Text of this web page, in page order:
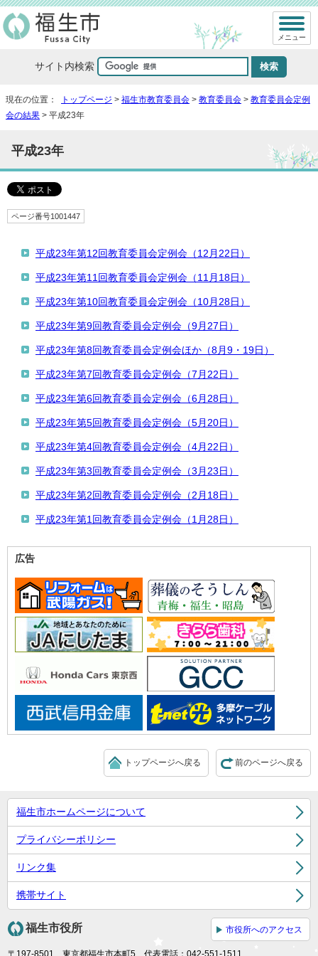
サイト内検索
メニュー
現在の位置： トップページ > 福生市教育委員会 > 教育委員会 > 教育委員会定例
会の結果 > 平成23年
平成23年
ページ番号1001447
平成23年第12回教育委員会定例会（12月22日）
平成23年第11回教育委員会定例会（11月18日）
平成23年第10回教育委員会定例会（10月28日）
平成23年第9回教育委員会定例会（9月27日）
平成23年第8回教育委員会定例会ほか（8月9・19日）
平成23年第7回教育委員会定例会（7月22日）
平成23年第6回教育委員会定例会（6月28日）
平成23年第5回教育委員会定例会（5月20日）
平成23年第4回教育委員会定例会（4月22日）
平成23年第3回教育委員会定例会（3月23日）
平成23年第2回教育委員会定例会（2月18日）
平成23年第1回教育委員会定例会（1月28日）
広告
前のページへ戻る
トップページへ戻る
福生市ホームページについて
プライバシーポリシー
リンク集
携帯サイト
福生市役所 市役所へのアクセス
〒197-8501 東京都福生市本町5 代表電話：042-551-1511